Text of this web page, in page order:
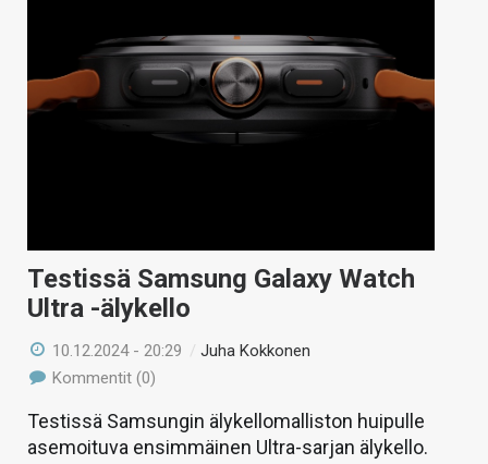
Testissä Samsung Galaxy Watch
Ultra -älykello
10.12.2024 - 20:29 /Juha Kokkonen
Kommentit (0)
Testissä Samsungin älykellomalliston huipulle
asemoituva ensimmäinen Ultra-sarjan älykello.